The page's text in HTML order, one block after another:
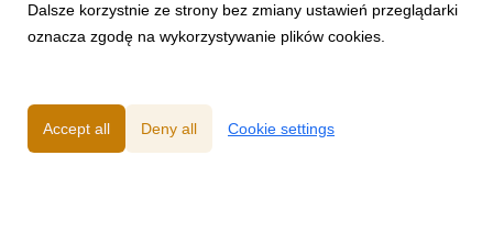
zespołu redakcji sportowej CANAL+. Już od początku sezonu
2025/26 będziemy mogli usłyszeć słynne „Siadamy głęboko w
Dalsze korzystnie ze strony bez zmiany ustawień przeglądarki
oznacza zgodę na wykorzystywanie plików cookies.
Accept all Deny all Cookie settings